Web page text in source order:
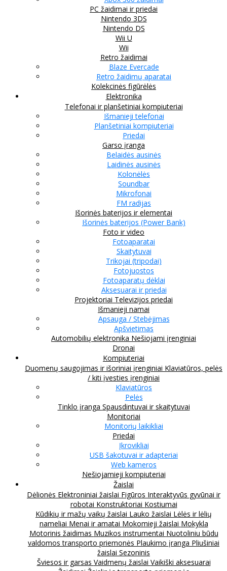
PC žaidimai ir priedai
Nintendo 3DS
Nintendo DS
Wii U
Wii
Retro žaidimai
Blaze Evercade
Retro žaidimų aparatai
Kolekcinės figūrėlės
Elektronika
Telefonai ir planšetiniai kompiuteriai
Išmanieji telefonai
Planšetiniai kompiuteriai
Priedai
Garso įranga
Belaidės ausinės
Laidinės ausinės
Kolonėlės
Soundbar
Mikrofonai
FM radijas
Išorinės baterijos ir elementai
Išorinės baterijos (Power Bank)
Foto ir video
Fotoaparatai
Skaitytuvai
Trikojai (tripodai)
Fotojuostos
Fotoaparatų dėklai
Aksesuarai ir priedai
Projektoriai Televizijos priedai
Išmanieji namai
Apsauga / Stebėjimas
Apšvietimas
Automobilių elektronika Nešiojami įrenginiai
Dronai
Kompiuteriai
Duomenų saugojimas ir išoriniai įrenginiai Klaviatūros, pelės
/ kiti įvesties įrenginiai
Klaviatūros
Pelės
Tinklo įranga Spausdintuvai ir skaitytuvai
Monitoriai
Monitorių laikikliai
Priedai
Įkrovikliai
USB šakotuvai ir adapteriai
Web kameros
Nešiojamieji kompiuteriai
Žaislai
Dėlionės Elektroniniai žaislai Figūros Interaktyvūs gyvūnai ir
robotai Konstruktoriai Kostiumai
Kūdikių ir mažų vaikų žaislai Lauko žaislai Lėlės ir lėlių
nameliai Menai ir amatai Mokomieji žaislai Mokykla
Motorinis žaidimas Muzikos instrumentai Nuotoliniu būdu
valdomos transporto priemonės Plaukimo įranga Pliušiniai
žaislai Sezoninis
Šviesos ir garsas Vaidmenų žaislai Vaikiški aksesuarai